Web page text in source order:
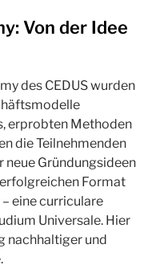
Von der Idee
des CEDUS wurden
erprobten Methoden
die Teilnehmenden
Gründungsideen
Format
eine curriculare
Universale. Hier
nachhaltiger und